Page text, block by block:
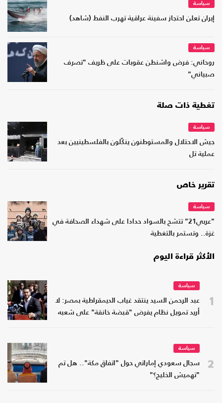
سياسة
إيران تعلن احتجاز سفينة عراقية تهرب النفط (شاهد)
سياسة
روحاني: فرض واشنطن عقوبات على ظريف "تصرف
صبياني"
تغطية ذات صلة
سياسة
جيش الاحتلال والمستوطنون ينكّلون بالفلسطينيين بعد
عملية تل
تقرير خاص
سياسة
"عربي21" تتشح بالسواد حدادا على شهداء الصحافة في
غزة.. وتستمر بالتغطية
الأكثر قراءة اليوم
1
سياسة
عبد الرحمن السيد ينتقد غياب الديمقراطية بمصر: لا
أريد تمويل نظام يفرض "قبضة خانقة" على شعبه
2
سياسة
سجال سعودي إماراتي حول "اتفاق مكة".. هل تم
"تهميش الخليج؟"